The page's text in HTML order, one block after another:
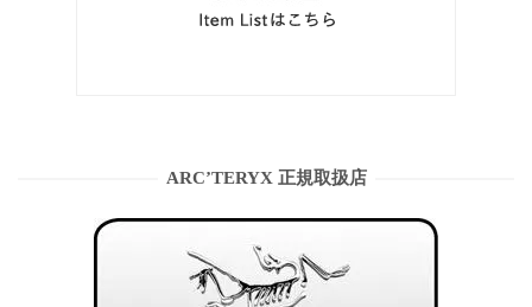
ARC’TERYX 正規取扱店